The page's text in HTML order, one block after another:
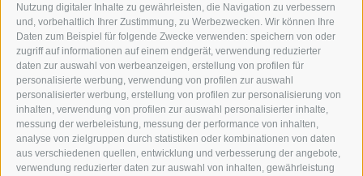
Nutzung digitaler Inhalte zu gewährleisten, die Navigation zu verbessern
und, vorbehaltlich Ihrer Zustimmung, zu Werbezwecken. Wir können Ihre
Daten zum Beispiel für folgende Zwecke verwenden: speichern von oder
zugriff auf informationen auf einem endgerät, verwendung reduzierter
daten zur auswahl von werbeanzeigen, erstellung von profilen für
personalisierte werbung, verwendung von profilen zur auswahl
personalisierter werbung, erstellung von profilen zur personalisierung von
inhalten, verwendung von profilen zur auswahl personalisierter inhalte,
messung der werbeleistung, messung der performance von inhalten,
analyse von zielgruppen durch statistiken oder kombinationen von daten
aus verschiedenen quellen, entwicklung und verbesserung der angebote,
verwendung reduzierter daten zur auswahl von inhalten, gewährleistung
DER ERKER
NEUSTADT 20A
I-39049 STERZING
TEL.: +39 0472 766876
GRAFIK@DERERKER.IT
INFO@DERERKER.IT
BARBARA.FONTANA@DERERKER.IT
DER ERKER